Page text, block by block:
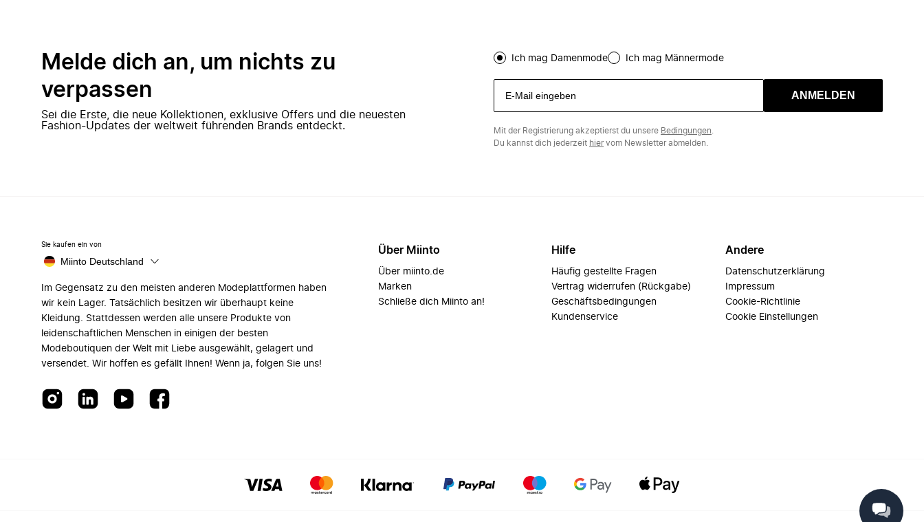
Melde dich an, um nichts zu
verpassen
Sei die Erste, die neue Kollektionen, exklusive Offers und die neuesten
Fashion-Updates der weltweit führenden Brands entdeckt.
Ich mag Damenmode Ich mag Männermode
ANMELDEN
Mit der Registrierung akzeptierst du unsere Bedingungen
Du kannst dich jederzeit hiervom Newsletter abmelden.
Sie kaufen ein von
Miinto Deutschland
Im Gegensatz zu den meisten anderen Modeplattformen haben
wir kein Lager. Tatsächlich besitzen wir überhaupt keine
Kleidung. Stattdessen werden alle unsere Produkte von
leidenschaftlichen Menschen in einigen der besten
Modeboutiquen der Welt mit Liebe ausgewählt, gelagert und
versendet. Wir hoffen es gefällt Ihnen! Wenn ja, folgen Sie uns!
Über Miinto
Über miinto.de
Marken
Schließe dich Miinto an!
Hilfe
Häufig gestellte Fragen
Vertrag widerrufen (Rückgabe)
Geschäftsbedingungen
Kundenservice
Andere
Datenschutzerklärung
Impressum
Cookie-Richtlinie
Cookie Einstellungen